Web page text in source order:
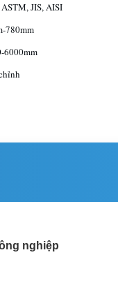
JIS, AISI
780mm
6000mm
nghiệp